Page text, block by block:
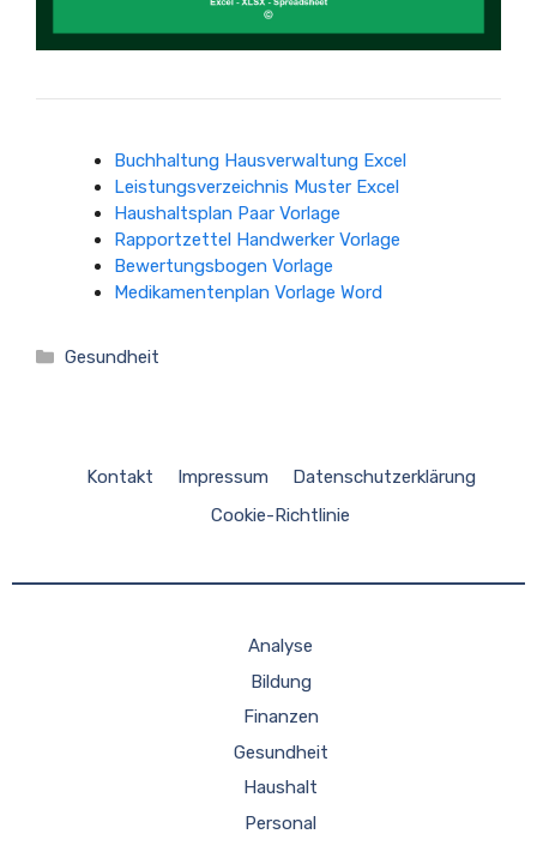
Buchhaltung Hausverwaltung Excel
Leistungsverzeichnis Muster Excel
Haushaltsplan Paar Vorlage
Rapportzettel Handwerker Vorlage
Bewertungsbogen Vorlage
Medikamentenplan Vorlage Word
Kategorien
Gesundheit
Kontakt Impressum
Datenschutzerklärung
Cookie-Richtlinie
Analyse
Bildung
Finanzen
Gesundheit
Haushalt
Personal